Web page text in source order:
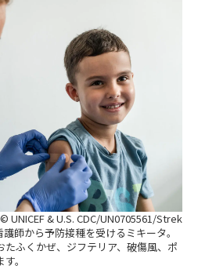
© UNICEF & U.S. CDC/UN0705561/Strek
師から予防接種を受けるミキータ。
ふくかぜ、ジフテリア、破傷風、ポ
。